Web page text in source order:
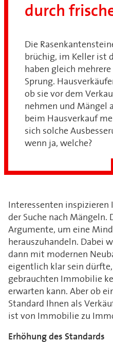
durch
Die
brüchig, im Keller ist
haben gleich
Sprung.
ob sie vor dem
nehmen und Mängel
beim Hausverkauf
sich solche
wenn ja, welche?
Interessenten
der Suche nach Mängeln.
Argumente, um eine
herauszuhandeln. Dabei
dann mit modernen
eigentlich klar sein
gebrauchten Immobilie
erwarten kann. Aber ob
Standard Ihnen als
ist von Immobilie zu
Erhöhung des Standards